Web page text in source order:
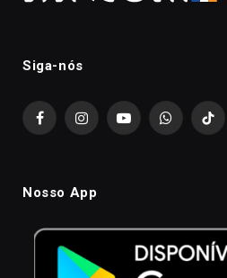
Siga-nós
FacebookInstagramYouTubeWhatsApp
Nosso App